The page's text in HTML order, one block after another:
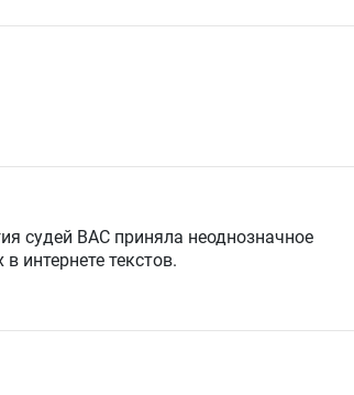
судей ВАС приняла неоднозначное
интернете текстов.